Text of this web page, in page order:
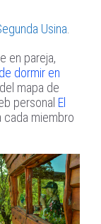
Usina
en pareja,
dormir en
mapa de
personal El
cada miembro